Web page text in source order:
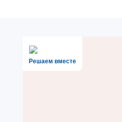
Решаем вместе